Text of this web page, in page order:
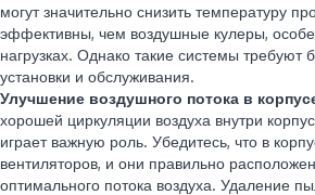
могут значительно снизить температуру
эффективны, чем воздушные кулеры,
нагрузках. Однако такие системы требуют
установки и обслуживания.
Улучшение воздушного потока в
хорошей циркуляции воздуха внутри
играет важную роль. Убедитесь, что в
вентиляторов, и они правильно
оптимального потока воздуха. Удаление